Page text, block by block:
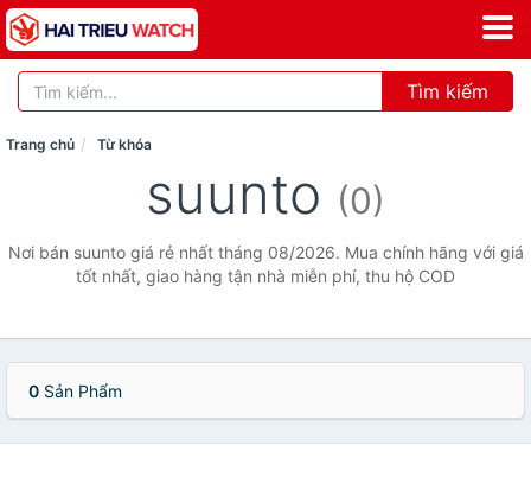
Tìm kiếm
Trang chủ Từ khóa
suunto (0)
Nơi bán suunto giá rẻ nhất tháng 08/2026. Mua chính hãng với giá
tốt nhất, giao hàng tận nhà miễn phí, thu hộ COD
0 Sản Phẩm